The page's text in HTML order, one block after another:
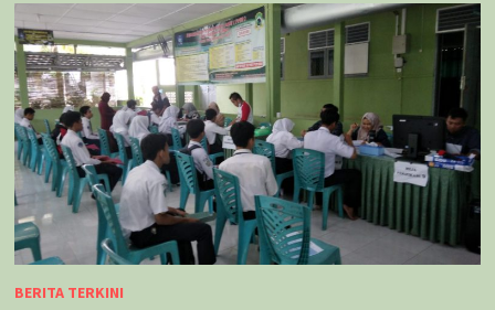
BERITA TERKINI